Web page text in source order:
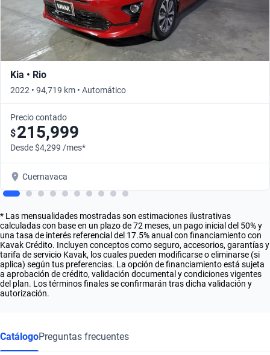
Kia • Rio
2022 • 94,719 km • Automático
Precio contado
$215,999
Desde $4,299 /mes*
Cuernavaca
* Las mensualidades mostradas son estimaciones ilustrativas
calculadas con base en un plazo de 72 meses, un pago inicial del 50% y
una tasa de interés referencial del 17.5% anual con financiamiento con
Kavak Crédito. Incluyen conceptos como seguro, accesorios, garantías y
tarifa de servicio Kavak, los cuales pueden modificarse o eliminarse (si
aplica) según tus preferencias. La opción de financiamiento está sujeta
a aprobación de crédito, validación documental y condiciones vigentes
del plan. Los términos finales se confirmarán tras dicha validación y
autorización.
CatálogoPreguntas frecuentes